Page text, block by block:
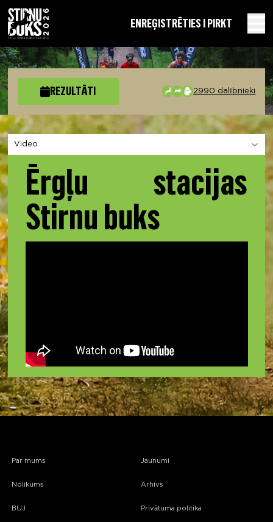
ENREĢISTRĒTIES I PIRKT
REZULTĀTI 2990 dalībnieki
Izvēlies sadaļu
Ērgļu stacijas
Stirnu buks
Par mums
Nolikums
BUJ
Jaunumi
Arhīvs
Privātuma politika